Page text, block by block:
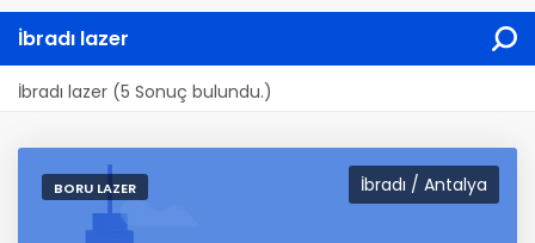
İbradı lazer
İbradı lazer (5 Sonuç bulundu.)
İbradı / Antalya
BORU LAZER